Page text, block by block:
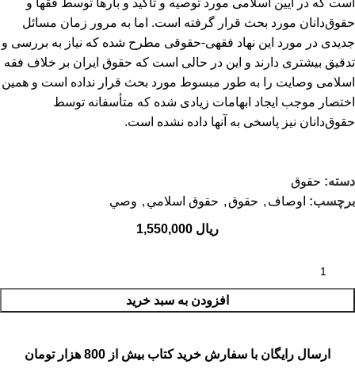
است که در آیین اسلامی مورد توصیه و تأکید و بارها توسط فقها و
حقوق‌دانان مورد بحث قرار گرفته است. اما به مرور زمان مسائل
جدیدی در مورد این نهاد فقهی-حقوقی مطرح شده که نیاز به بررسی و
تدقیق بیشتری دارند و این در حالی است که حقوق ایران بر خلاف فقه
اسلامی وصایت را به طور مبسوط مورد بحث قرار نداده است و همین
اختصار موجب ایجاد ابهامات زیادی شده که متأسفانه توسط
حقوق‌دانان نیز پاسخی به آنها داده نشده است.
دسته: حقوق
برچسب: اوصاف , حقوق , حقوق اسلامي , وصي
ریال
افزودن به سبد خرید
ارسال رایگان با سفارش خرید کتاب بیش از 800 هزار تومان